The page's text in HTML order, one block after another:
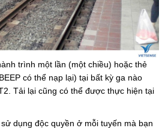
trình một lần (một chiều) hoặc thẻ
có thể nạp lại) tại bất kỳ ga nào
Tải lại cũng có thể được thực hiện tại
dụng độc quyền ở mỗi tuyến mà bạn